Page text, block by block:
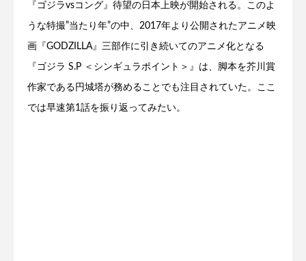
『ゴジラvsコング』待望の日本上映が開始される。このよ
うな特撮”当たり年”の中、2017年より公開されたアニメ映
画『GODZILLA』三部作に引き続いてのアニメ化となる
『ゴジラ S.P ＜シンギュラポイント＞』は、脚本を芥川賞
作家である円城塔が務めることでも注目されていた。ここ
では早速第1話を振り返ってみたい。